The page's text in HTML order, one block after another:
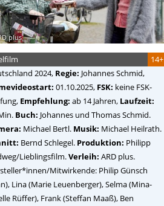
plus
14+
2024, Regie: Johannes Schmid,
01.10.2025, FSK: keine FSK-
Empfehlung: ab 14 Jahren, Laufzeit:
Buch: Johannes und Thomas Schmid.
Michael Bertl. Musik: Michael Heilrath.
Bernd Schlegel. Produktion: Philipp
Lieblingsfilm.Verleih: ARD plus.
Mitwirkende: Philip Günsch
Lina (Marie Leuenberger), Selma (Mina-
Rüffer), Frank (Steffan Maaß), Ben